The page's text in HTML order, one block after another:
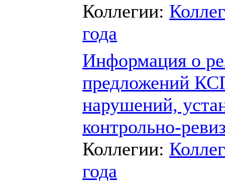
Коллегии:
года
Информация о
предложений
нарушений,
контрольно-
Коллегии:
года